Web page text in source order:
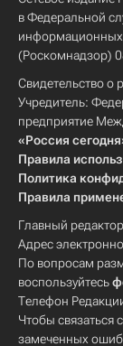
в Федеральной
информационных
(Роскомнадзор)
Свидетельство
Учредитель:
предприятие
«Россия
Правила
Политика
Правила
Главный
Адрес
По вопросам
воспользуйтесь
Телефон
Чтобы связаться
замеченных